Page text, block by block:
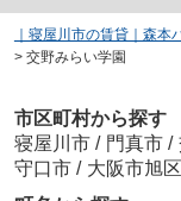
｜寝屋川市の賃貸｜森本
> 交野みらい学園
市区町村から探す
寝屋川市 / 門真市 /
守口市 / 大阪市旭区